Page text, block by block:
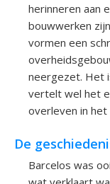
herinneren aan
bouwwerken
vormen een
neergezet. Het
vertelt wel het
overleven in
De
Barcelos was